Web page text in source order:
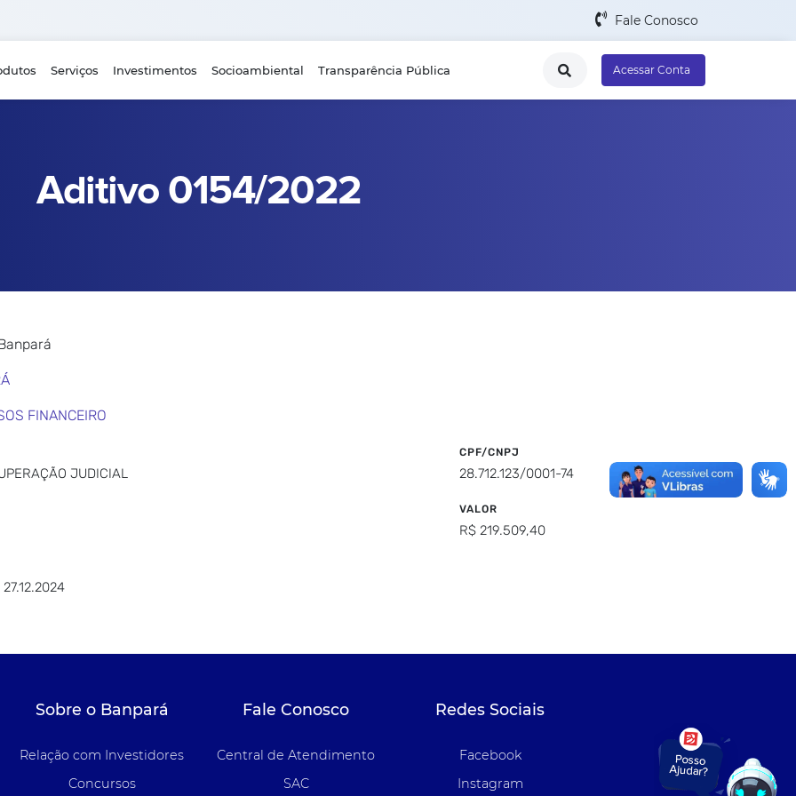
Fale Conosco
Serviços Investimentos Socioambiental Transparência Pública Acessar Conta
Aditivo 0154/2022
FINANCEIRO
JUDICIAL
CPF/CNPJ
28.712.123/0001-74
VALOR
R$ 219.509,40
Sobre o Banpará
Relação com Investidores
Concursos
Fale Conosco
Central de Atendimento
SAC
Redes Sociais
Facebook
Instagram